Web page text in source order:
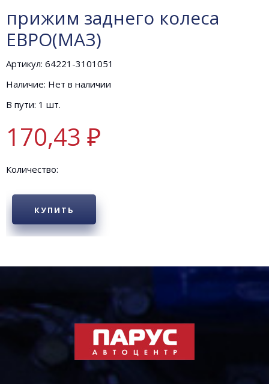
прижим заднего колеса
ЕВРО(МАЗ)
Артикул: 64221-3101051
Наличие: Нет в наличии
В пути: 1 шт.
170,43 ₽
Количество:
КУПИТЬ